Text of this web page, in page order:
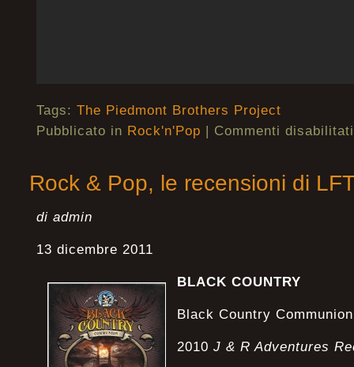
Tags: The Piedmont Brothers Project
Pubblicato in Rock'n'Pop | Commenti disabilitati
Rock & Pop, le recensioni di
di admin
13 dicembre 2011
BLACK COUNTRY
Black Country Communion
2010 J & R Adventures